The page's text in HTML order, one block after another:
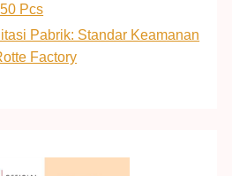
Pcs
Pabrik: Standar Keamanan
Factory